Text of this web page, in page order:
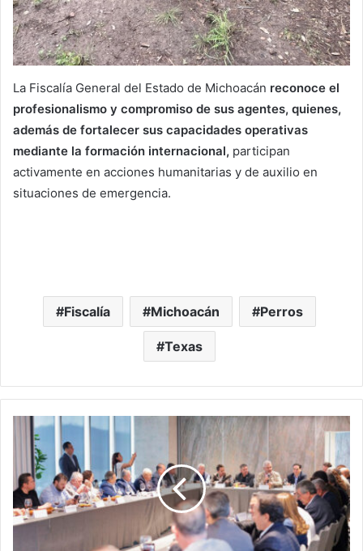
La Fiscalía General del Estado de Michoacán reconoce el
profesionalismo y compromiso de sus agentes, quienes,
además de fortalecer sus capacidades operativas
mediante la formación internacional, participan
activamente en acciones humanitarias y de auxilio en
situaciones de emergencia.
Fiscalía Michoacán Perros
Texas
Empresarios,
Interesados
Promover
Inversión
En
Polo